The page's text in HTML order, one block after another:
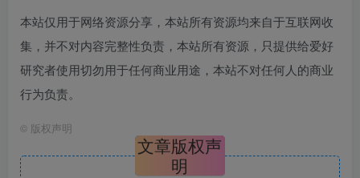
本站仅用于网络资源分享，本站所有资源均来自于互联网收
集，并不对内容完整性负责，本站所有资源，只提供给爱好
研究者使用切勿用于任何商业用途，本站不对任何人的商业
行为负责。
© 版权声明
文章版权声
明